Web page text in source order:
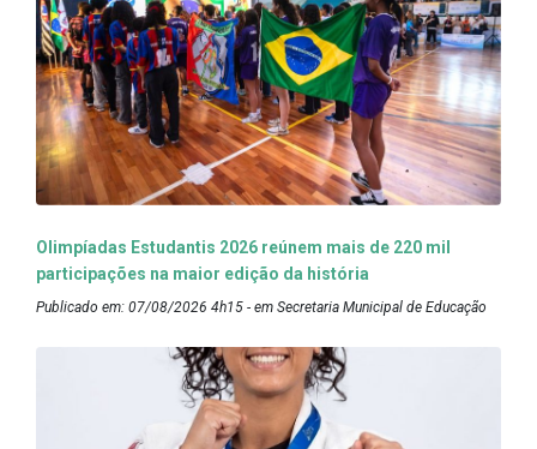
Olimpíadas Estudantis 2026 reúnem mais de 220 mil
participações na maior edição da história
Publicado em: 07/08/2026 4h15 - em Secretaria Municipal de Educação